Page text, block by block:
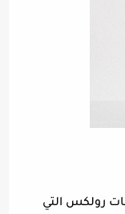
رولكس التي